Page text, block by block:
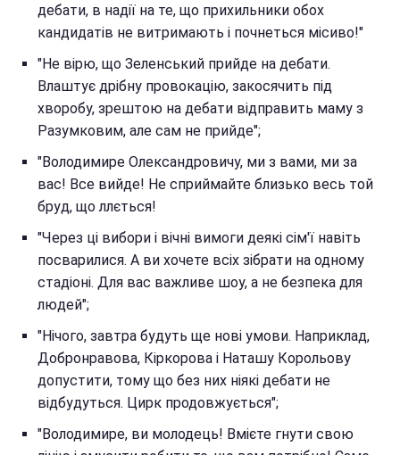
дебати, в надії на те, що прихильники обох
кандидатів не витримають і почнеться місиво!"
"Не вірю, що Зеленський прийде на дебати.
Влаштує дрібну провокацію, закосячить під
хворобу, зрештою на дебати відправить маму з
Разумковим, але сам не прийде";
"Володимире Олександровичу, ми з вами, ми за
вас! Все вийде! Не сприймайте близько весь той
бруд, що ллється!
"Через ці вибори і вічні вимоги деякі сім'ї навіть
посварилися. А ви хочете всіх зібрати на одному
стадіоні. Для вас важливе шоу, а не безпека для
людей";
"Нічого, завтра будуть ще нові умови. Наприклад,
Добронравова, Кіркорова і Наташу Корольову
допустити, тому що без них ніякі дебати не
відбудуться. Цирк продовжується";
"Володимире, ви молодець! Вмієте гнути свою